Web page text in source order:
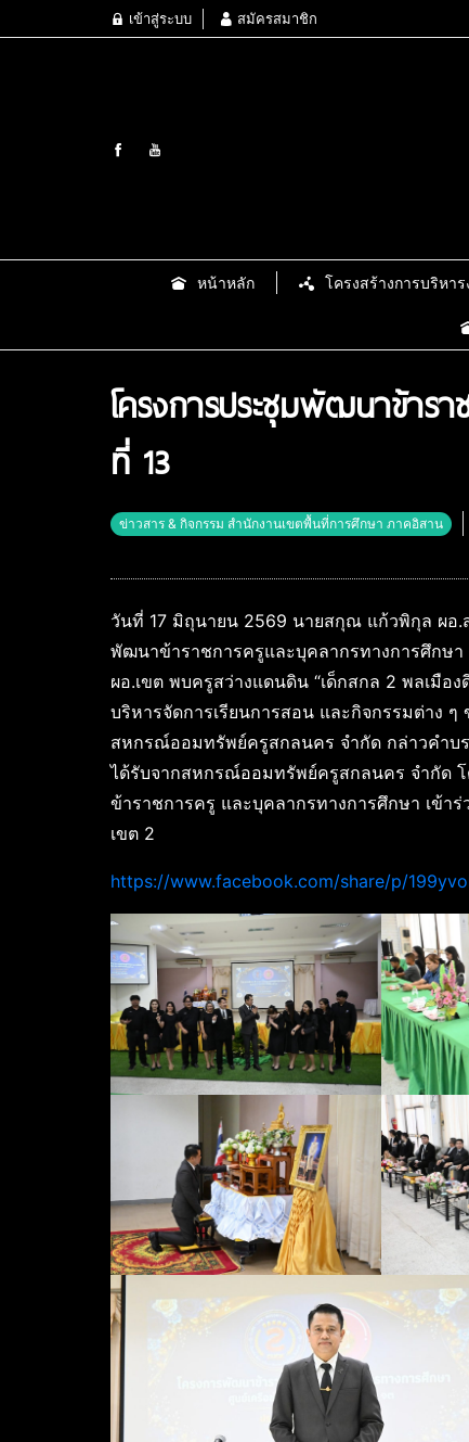
เข้าสู่ระบบ สมัครสมาชิก
หน้าหลัก โครงสร้างการบริหา
โครงการประชุมพัฒนาข้าร
ที่ 13
ข่าวสาร & กิจกรรม สำนักงานเขตพื้นที่การศึกษา ภาคอิสาน
วันที่ 17 มิถุนายน 2569 นายสกุณ แก้วพิกุล ผอ.
พัฒนาข้าราชการครูและบุคลากรทางการศึกษ
ผอ.เขต พบครูสว่างแดนดิน “เด็กสกล 2 พลเมือ
บริหารจัดการเรียนการสอน และกิจกรรมต่าง
สหกรณ์ออมทรัพย์ครูสกลนคร จำกัด กล่าวคำบ
ได้รับจากสหกรณ์ออมทรัพย์ครูสกลนคร จำกัด
ข้าราชการครู และบุคลากรทางการศึกษา เข้
เขต 2
https://www.facebook.com/share/p/